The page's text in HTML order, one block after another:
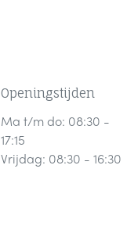
Openingstijden
Ma t/m do: 08:30 -
17:15
Vrijdag: 08:30 - 16:30